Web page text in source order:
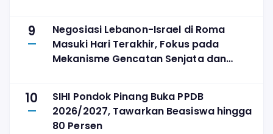
9
Negosiasi Lebanon-Israel di Roma
Masuki Hari Terakhir, Fokus pada
Mekanisme Gencatan Senjata dan
10
SIHI Pondok Pinang Buka PPDB
2026/2027, Tawarkan Beasiswa hingga
80 Persen